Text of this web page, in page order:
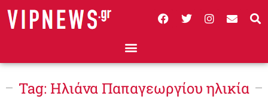
Tag: Ηλιάνα Παπαγεωργίου ηλικία